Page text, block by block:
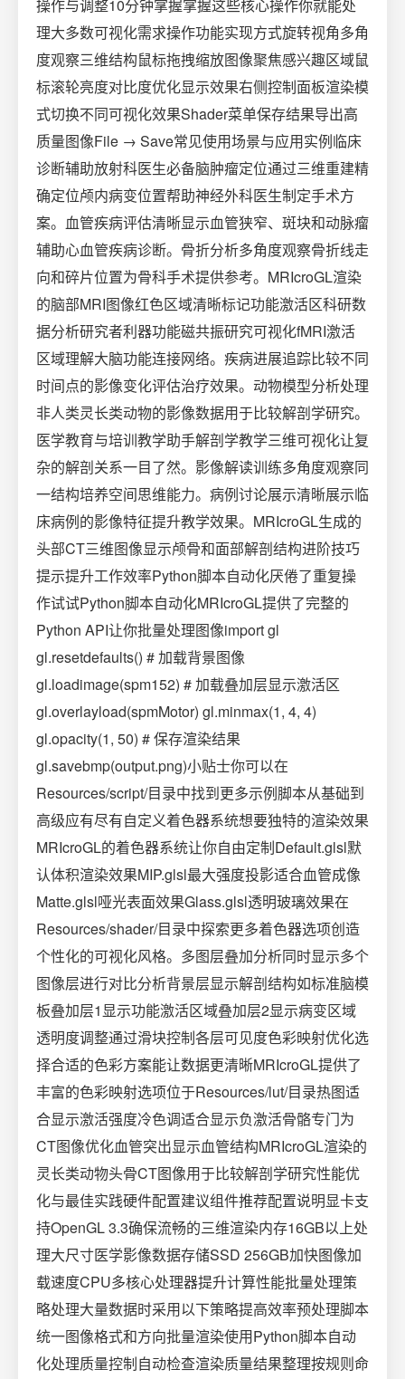
操作与调整10分钟掌握掌握这些核心操作你就能处
理大多数可视化需求操作功能实现方式旋转视角多角
度观察三维结构鼠标拖拽缩放图像聚焦感兴趣区域鼠
标滚轮亮度对比度优化显示效果右侧控制面板渲染模
式切换不同可视化效果Shader菜单保存结果导出高
质量图像File → Save常见使用场景与应用实例临床
诊断辅助放射科医生必备脑肿瘤定位通过三维重建精
确定位颅内病变位置帮助神经外科医生制定手术方
案。血管疾病评估清晰显示血管狭窄、斑块和动脉瘤
辅助心血管疾病诊断。骨折分析多角度观察骨折线走
向和碎片位置为骨科手术提供参考。MRIcroGL渲染
的脑部MRI图像红色区域清晰标记功能激活区科研数
据分析研究者利器功能磁共振研究可视化fMRI激活
区域理解大脑功能连接网络。疾病进展追踪比较不同
时间点的影像变化评估治疗效果。动物模型分析处理
非人类灵长类动物的影像数据用于比较解剖学研究。
医学教育与培训教学助手解剖学教学三维可视化让复
杂的解剖关系一目了然。影像解读训练多角度观察同
一结构培养空间思维能力。病例讨论展示清晰展示临
床病例的影像特征提升教学效果。MRIcroGL生成的
头部CT三维图像显示颅骨和面部解剖结构进阶技巧
提示提升工作效率Python脚本自动化厌倦了重复操
作试试Python脚本自动化MRIcroGL提供了完整的
Python API让你批量处理图像import gl
gl.resetdefaults() # 加载背景图像
gl.loadimage(spm152) # 加载叠加层显示激活区
gl.overlayload(spmMotor) gl.minmax(1, 4, 4)
gl.opacity(1, 50) # 保存渲染结果
gl.savebmp(output.png)小贴士你可以在
Resources/script/目录中找到更多示例脚本从基础到
高级应有尽有自定义着色器系统想要独特的渲染效果
MRIcroGL的着色器系统让你自由定制Default.glsl默
认体积渲染效果MIP.glsl最大强度投影适合血管成像
Matte.glsl哑光表面效果Glass.glsl透明玻璃效果在
Resources/shader/目录中探索更多着色器选项创造
个性化的可视化风格。多图层叠加分析同时显示多个
图像层进行对比分析背景层显示解剖结构如标准脑模
板叠加层1显示功能激活区域叠加层2显示病变区域
透明度调整通过滑块控制各层可见度色彩映射优化选
择合适的色彩方案能让数据更清晰MRIcroGL提供了
丰富的色彩映射选项位于Resources/lut/目录热图适
合显示激活强度冷色调适合显示负激活骨骼专门为
CT图像优化血管突出显示血管结构MRIcroGL渲染的
灵长类动物头骨CT图像用于比较解剖学研究性能优
化与最佳实践硬件配置建议组件推荐配置说明显卡支
持OpenGL 3.3确保流畅的三维渲染内存16GB以上处
理大尺寸医学影像数据存储SSD 256GB加快图像加
载速度CPU多核心处理器提升计算性能批量处理策
略处理大量数据时采用以下策略提高效率预处理脚本
统一图像格式和方向批量渲染使用Python脚本自动
化处理质量控制自动检查渲染质量结果整理按规则命